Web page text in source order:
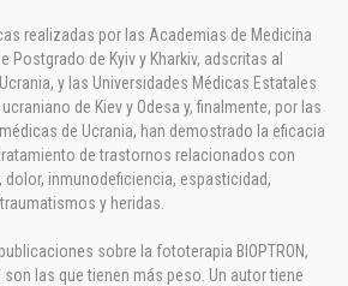
realizadas por las Academias de Medicina
Postgrado de Kyiv y Kharkiv, adscritas al
y las Universidades Médicas Estatales
de Kiev y Odesa y, finalmente, por las
de Ucrania, han demostrado la eficacia
tratamiento de trastornos relacionados con
inmunodeficiencia, espasticidad,
y heridas.
sobre la fototerapia BIOPTRON,
las que tienen más peso. Un autor tiene